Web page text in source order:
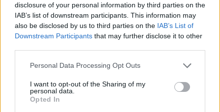
disclosure of your personal information by third parties on the
IAB’s list of downstream participants. This information may
also be disclosed by us to third parties on the IAB’s List of
Downstream Participants that may further disclose it to other
Personal Data Processing Opt Outs
I want to opt-out of the Sharing of my
personal data.
Opted In
Σχολιάστε
... σχόλια| Κάνε click για να σχολιάσεις